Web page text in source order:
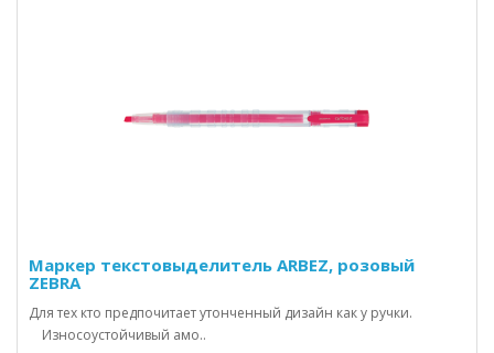
Маркер текстовыделитель ARBEZ, розовый
ZEBRA
Для тех кто предпочитает утонченный дизайн как у ручки.
Износоустойчивый амо..